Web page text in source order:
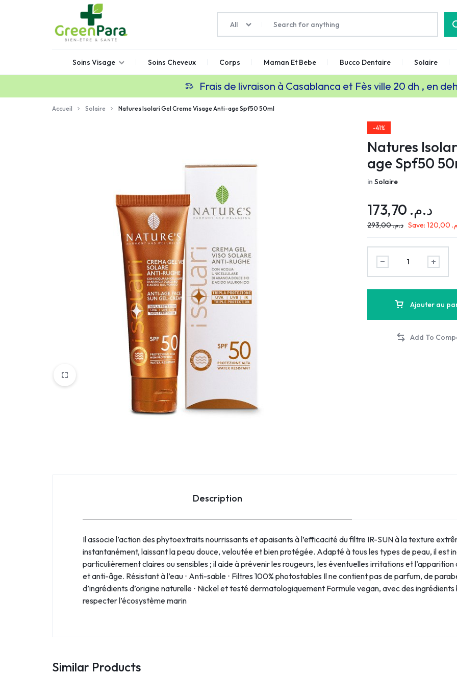
GREENPARA
Parapharmacie
Maroc
All
Soins Visage Soins Cheveux Corps Maman Et Bebe Bucco Dentaire Solaire
Frais de livraison à Casablanca et Fès ville 20 dh , en
Accueil Solaire Natures Isolari Gel Creme Visage Anti-age Spf50 50ml
-41%
Natures
age Spf50
inSolaire
د.م.
د.م.293,00 Save: 120,00
Ajouter au
Description
Il associe l’action des phytoextraits nourrissants et apaisants à l’efficacité du filtre IR-SUN à la texture
instantanément, laissant la peau douce, veloutée et bien protégée. Adapté à tous les types de peau, il est
particulièrement claires ou sensibles ; il aide à prévenir les rougeurs, les éventuelles irritations et
et anti-âge. Résistant à l’eau ⋅ Anti-sable ⋅ Filtres 100% photostables Il ne contient pas de parfum, de
d’ingrédients d’origine naturelle ⋅ Nickel et testé dermatologiquement Formule vegan, avec des
respecter l’écosystème marin
Similar Products